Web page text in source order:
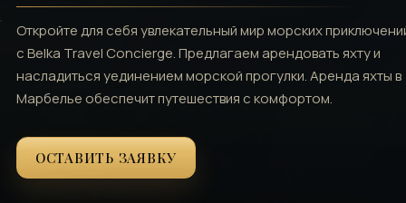
Откройте для себя увлекательный мир морских
с Belka Travel Concierge. Предлагаем арендовать яхту и
насладиться уединением морской прогулки. Аренда яхты в
Марбелье обеспечит путешествия с комфортом.
ОСТАВИТЬ ЗАЯВКУ